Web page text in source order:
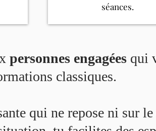
séances.
personnes engagées qui
classiques.
qui ne repose ni sur